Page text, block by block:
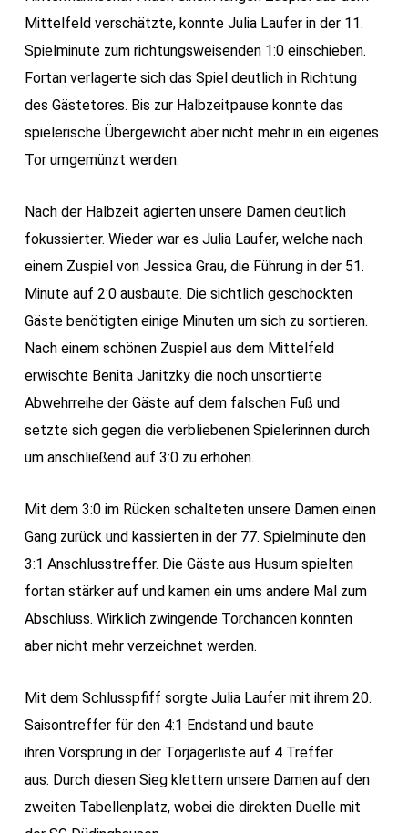
Mittelfeld verschätzte, konnte Julia Laufer in der 11.
Spielminute zum richtungsweisenden 1:0 einschieben.
Fortan verlagerte sich das Spiel deutlich in Richtung
des Gästetores. Bis zur Halbzeitpause konnte das
spielerische Übergewicht aber nicht mehr in ein eigenes
Tor umgemünzt werden.
Nach der Halbzeit agierten unsere Damen deutlich
fokussierter. Wieder war es Julia Laufer, welche nach
einem Zuspiel von Jessica Grau, die Führung in der 51.
Minute auf 2:0 ausbaute. Die sichtlich geschockten
Gäste benötigten einige Minuten um sich zu sortieren.
Nach einem schönen Zuspiel aus dem Mittelfeld
erwischte Benita Janitzky die noch unsortierte
Abwehrreihe der Gäste auf dem falschen Fuß und
setzte sich gegen die verbliebenen Spielerinnen durch
um anschließend auf 3:0 zu erhöhen.
Mit dem 3:0 im Rücken schalteten unsere Damen einen
Gang zurück und kassierten in der 77. Spielminute den
3:1 Anschlusstreffer. Die Gäste aus Husum spielten
fortan stärker auf und kamen ein ums andere Mal zum
Abschluss. Wirklich zwingende Torchancen konnten
aber nicht mehr verzeichnet werden.
Mit dem Schlusspfiff sorgte Julia Laufer mit ihrem 20.
Saisontreffer für den 4:1 Endstand und baute
ihren Vorsprung in der Torjägerliste auf 4 Treffer
aus. Durch diesen Sieg klettern unsere Damen auf den
zweiten Tabellenplatz, wobei die direkten Duelle mit